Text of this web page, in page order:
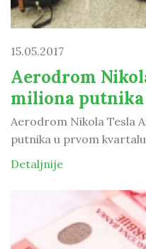
15.05.2017
Aerodrom
miliona putnika
Aerodrom Nikola Tesla
putnika u prvom kvartalu
Detaljnije